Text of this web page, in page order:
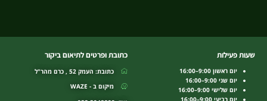
שעות פעילות
יום ראשון 9:00–16:00
יום שני 9:00–16:00
יום שלישי 9:00–16:00
יום רביעי 9:00–16:00
כתובת ופרטים לתיאום ביקור
כתובת: העמק 52 , כרם מהר"ל
מיקום ב - WAZE